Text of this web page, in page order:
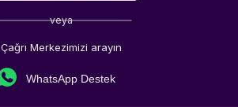
veya
Çağrı Merkezimizi arayın
WhatsApp Destek